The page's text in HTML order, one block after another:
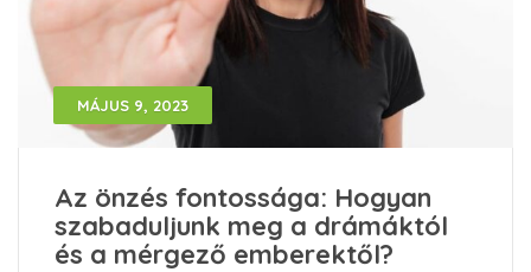
MÁJUS 9, 2023
Az önzés fontossága: Hogyan
szabaduljunk meg a drámáktól
és a mérgező emberektől?